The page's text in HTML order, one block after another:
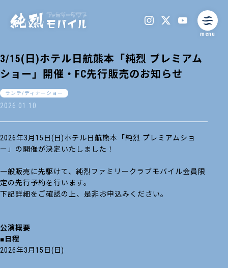
menu
3/15(日)ホテル日航熊本「純烈 プレミアム
ショー」開催・FC先行販売のお知らせ
ランチ/ディナーショー
2026.01.10
2026年3月15日(日)ホテル日航熊本「純烈 プレミアムショ
ー」の開催が決定いたしました！
一般販売に先駆けて、純烈ファミリークラブモバイル会員限
定の先行予約を行います。
下記詳細をご確認の上、是非お申込みください。
公演概要
■日程
2026年3月15日(日)